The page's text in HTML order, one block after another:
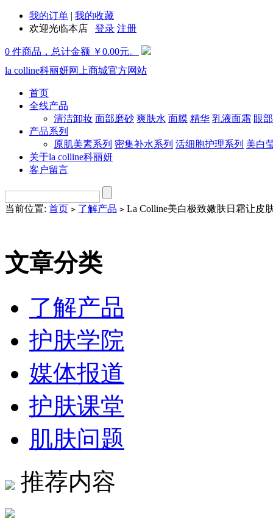
我的订单 | 我的收藏
欢迎光临本店 登录 注册
0 件商品，总计金额 ￥0.00元。
la colline科丽妍网上商城官方网站
首页
全线产品
清洁卸妆 面部磨砂 爽肤水 面膜 精华 乳液面霜 眼
产品系列
原肌美素系列 密集补水系列 活细胞护理系列 美白
关于la colline科丽妍
客户留言
当前位置: 首页 > 了解产品 > La Colline美白极致嫩肤日霜让皮
文章分类
了解产品
护肤学院
媒体报道
护肤课堂
肌肤问题
推荐内容